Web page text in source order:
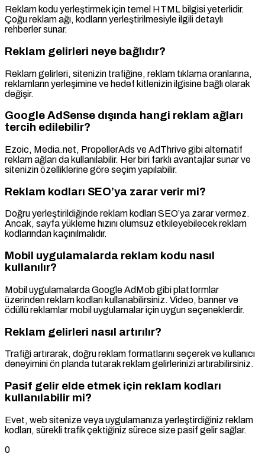
Reklam kodu yerleştirmek için temel HTML bilgisi yeterlidir.
Çoğu reklam ağı, kodların yerleştirilmesiyle ilgili detaylı
rehberler sunar.
Reklam gelirleri neye bağlıdır?
Reklam gelirleri, sitenizin trafiğine, reklam tıklama oranlarına,
reklamların yerleşimine ve hedef kitlenizin ilgisine bağlı olarak
değişir.
Google AdSense dışında hangi reklam ağları
tercih edilebilir?
Ezoic, Media.net, PropellerAds ve AdThrive gibi alternatif
reklam ağları da kullanılabilir. Her biri farklı avantajlar sunar ve
sitenizin özelliklerine göre seçim yapılabilir.
Reklam kodları SEO’ya zarar verir mi?
Doğru yerleştirildiğinde reklam kodları SEO’ya zarar vermez.
Ancak, sayfa yükleme hızını olumsuz etkileyebilecek reklam
kodlarından kaçınılmalıdır.
Mobil uygulamalarda reklam kodu nasıl
kullanılır?
Mobil uygulamalarda Google AdMob gibi platformlar
üzerinden reklam kodları kullanabilirsiniz. Video, banner ve
ödüllü reklamlar mobil uygulamalar için uygun seçeneklerdir.
Reklam gelirleri nasıl artırılır?
Trafiği artırarak, doğru reklam formatlarını seçerek ve kullanıcı
deneyimini ön planda tutarak reklam gelirlerinizi artırabilirsiniz.
Pasif gelir elde etmek için reklam kodları
kullanılabilir mi?
Evet, web sitenize veya uygulamanıza yerleştirdiğiniz reklam
kodları, sürekli trafik çektiğiniz sürece size pasif gelir sağlar.
0